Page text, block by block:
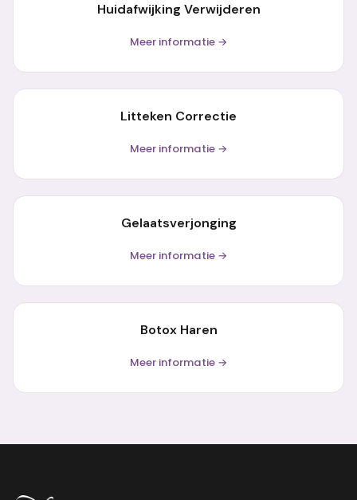
Huidafwijking Verwijderen
Meer informatie →
Litteken Correctie
Meer informatie →
Gelaatsverjonging
Meer informatie →
Botox Haren
Meer informatie →